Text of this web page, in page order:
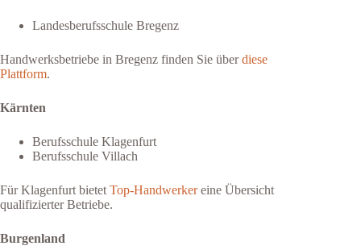
Landesberufsschule Bregenz
Handwerksbetriebe in Bregenz finden Sie überdiese
Plattform.
Kärnten
Berufsschule Klagenfurt
Berufsschule Villach
Für Klagenfurt bietet Top-Handwerkereine Übersicht
qualifizierter Betriebe.
Burgenland